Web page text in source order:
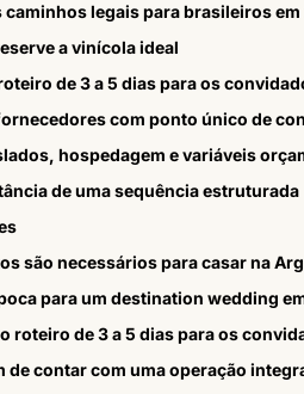
caminhos legais para brasileiros
a vinícola ideal
de 3 a 5 dias para os
com ponto único de
hospedagem e variáveis
de uma sequência estruturada
são necessários para casar na
para um destination wedding
roteiro de 3 a 5 dias para os
de contar com uma operação